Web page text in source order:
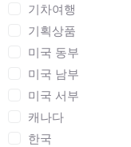
기차여행
기획상품
미국 동부
미국 남부
미국 서부
캐나다
한국